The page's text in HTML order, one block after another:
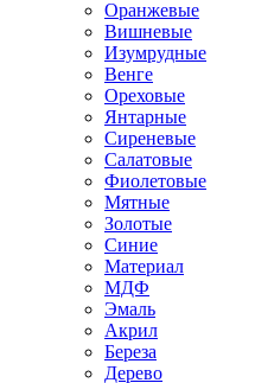
Оранжевые
Вишневые
Изумрудные
Венге
Ореховые
Янтарные
Сиреневые
Салатовые
Фиолетовые
Мятные
Золотые
Синие
Материал
МДФ
Эмаль
Акрил
Береза
Дерево